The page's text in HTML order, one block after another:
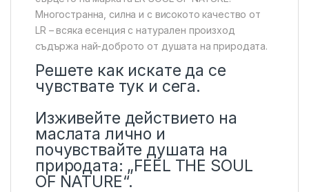
Многостранна, силна и с високото качество от
LR – всяка есенция с натурален произход
съдържа най-доброто от душата на природата.
Решете как искате да се
чувствате тук и сега.
Изживейте действието на
маслата лично и
почувствайте душата на
природата: „FEEL THE SOUL
OF NATURE“.